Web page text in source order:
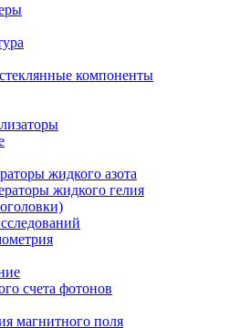
компоненты
жидкого азота
жидкого гелия
счета фотонов
магнитного поля